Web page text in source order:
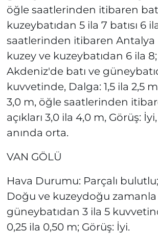
öğle saatlerinden itibaren
kuzeybatıdan 5 ila 7 batısı 6
saatlerinden itibaren Antalya
kuzey ve kuzeybatıdan 6 ila
Akdeniz'de batı ve
kuvvetinde, Dalga: 1,5 ila 2,5
3,0 m, öğle saatlerinden
açıkları 3,0 ila 4,0 m, Görüş:
anında orta.
VAN GÖLÜ
Hava Durumu: Parçalı
Doğu ve kuzeydoğu zamanla
güneybatıdan 3 ila 5
0,25 ila 0,50 m; Görüş: İyi.